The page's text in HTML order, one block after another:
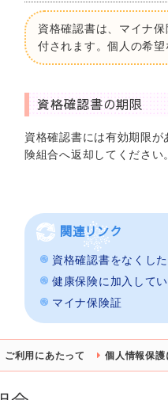
資格確認書は、マイナ
付されます。個人の希望
資格確認書の期限
資格確認書には有効期限
険組合へ返却してください
関連リンク
資格確認書をなくした
健康保険に加入して
マイナ保険証
ご利用にあたって 個人情報保護